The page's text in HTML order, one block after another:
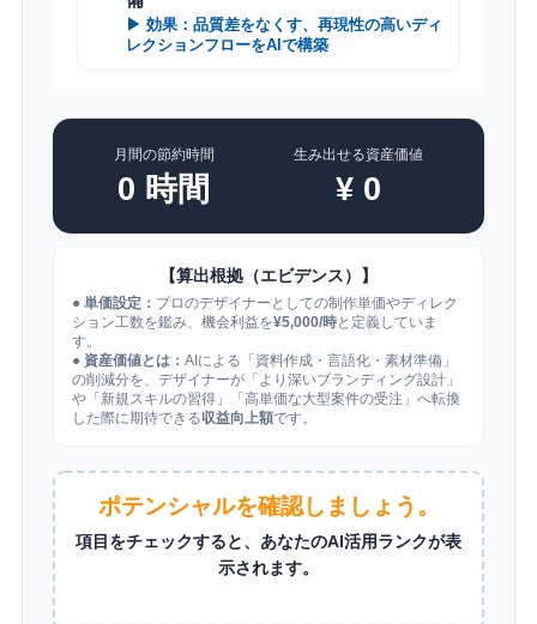
▶ 効果：品質差をなくす、再現性の高いディ
レクションフローをAIで構築
月間の節約時間
0 時間
生み出せる資産価値
¥ 0
【算出根拠（エビデンス）】
● 単価設定： プロのデザイナーとしての制作単価やディレク
ション工数を鑑み、機会利益を¥5,000/時と定義していま
す。
● 資産価値とは： AIによる「資料作成・言語化・素材準備」
の削減分を、デザイナーが「より深いブランディング設計」
や「新規スキルの習得」「高単価な大型案件の受注」へ転換
した際に期待できる収益向上額です。
ポテンシャルを確認しましょう。
項目をチェックすると、あなたのAI活用ランクが表
示されます。